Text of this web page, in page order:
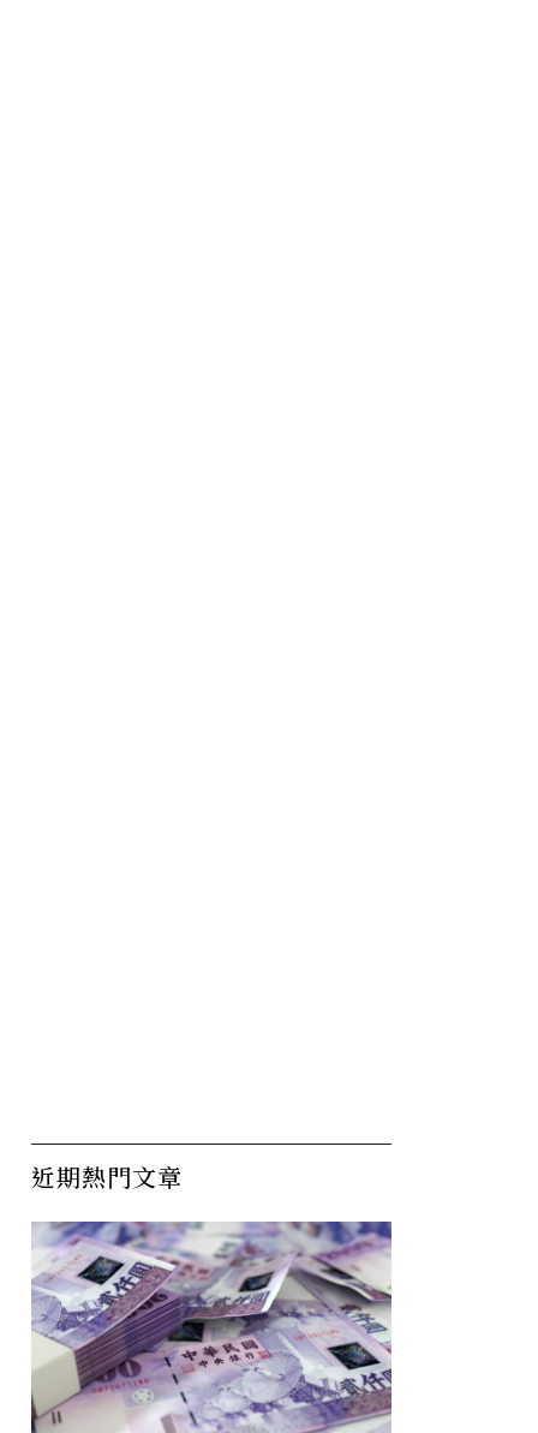
近期熱門文章